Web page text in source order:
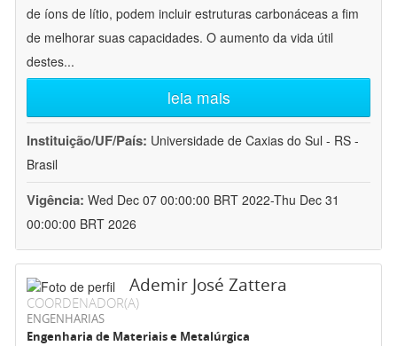
de íons de lítio, podem incluir estruturas carbonáceas a fim
de melhorar suas capacidades. O aumento da vida útil
destes...
leia mais
Instituição/UF/País: Universidade de Caxias do Sul - RS -
Brasil
Vigência: Wed Dec 07 00:00:00 BRT 2022-Thu Dec 31
00:00:00 BRT 2026
Ademir José Zattera
COORDENADOR(A)
ENGENHARIAS
Engenharia de Materiais e Metalúrgica